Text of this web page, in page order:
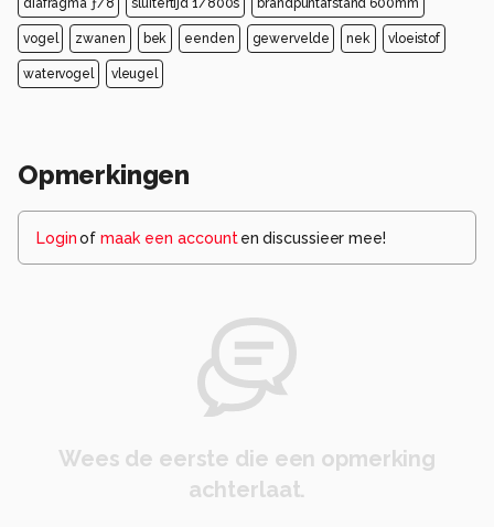
vogel zwanen bek eenden gewervelde nek vloeistof
watervogel vleugel
Opmerkingen
Loginof maak een account en discussieer mee!
Wees de eerste die een opmerking
achterlaat.